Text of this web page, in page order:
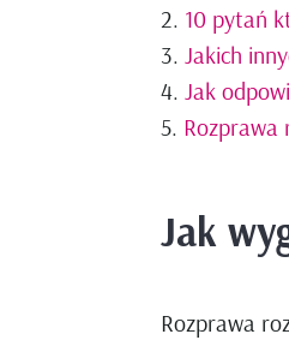
10 pytań
Jakich
Jak
Rozprawa
Jak
Rozprawa